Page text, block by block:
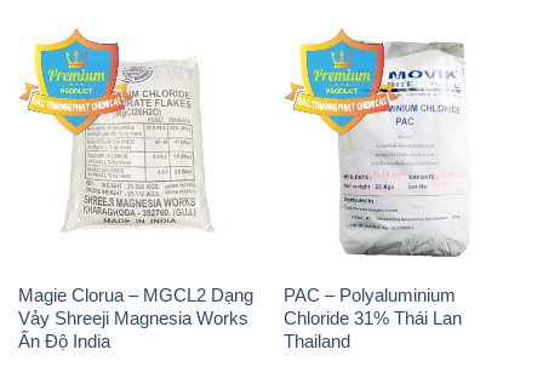
Magie Clorua – MGCL2 Dạng
Vảy Shreeji Magnesia Works
Ấn Độ India
PAC – Polyaluminium
Chloride 31% Thái Lan
Thailand